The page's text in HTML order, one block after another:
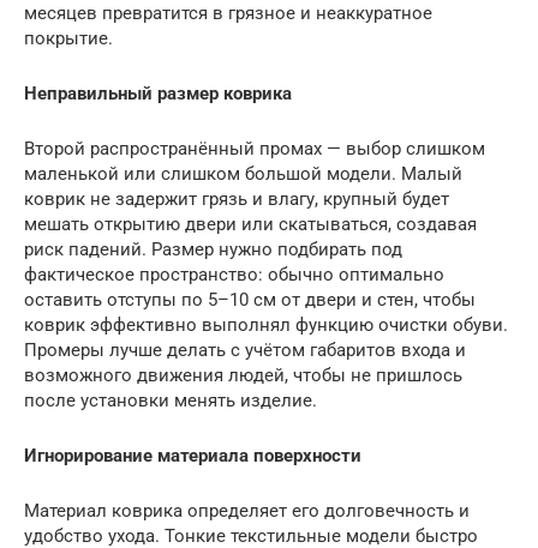
месяцев превратится в грязное и неаккуратное
покрытие.
Неправильный размер коврика
Второй распространённый промах — выбор слишком
маленькой или слишком большой модели. Малый
коврик не задержит грязь и влагу, крупный будет
мешать открытию двери или скатываться, создавая
риск падений. Размер нужно подбирать под
фактическое пространство: обычно оптимально
оставить отступы по 5–10 см от двери и стен, чтобы
коврик эффективно выполнял функцию очистки обуви.
Промеры лучше делать с учётом габаритов входа и
возможного движения людей, чтобы не пришлось
после установки менять изделие.
Игнорирование материала поверхности
Материал коврика определяет его долговечность и
удобство ухода. Тонкие текстильные модели быстро